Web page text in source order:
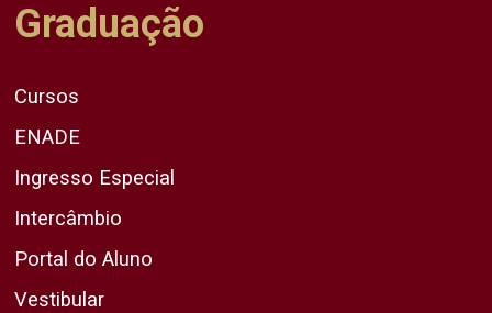
Graduação
Cursos
ENADE
Ingresso Especial
Intercâmbio
Portal do Aluno
Vestibular